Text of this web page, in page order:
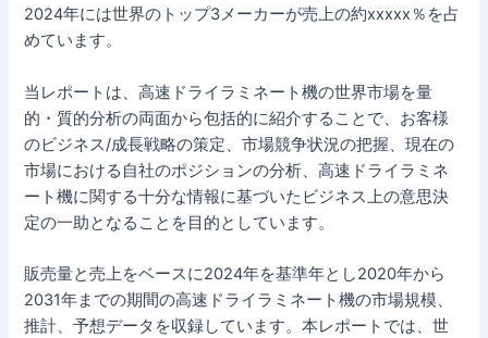
2024年には世界のトップ3メーカーが売上の約xxxxx％を占
めています。
当レポートは、高速ドライラミネート機の世界市場を量
的・質的分析の両面から包括的に紹介することで、お客様
のビジネス/成長戦略の策定、市場競争状況の把握、現在の
市場における自社のポジションの分析、高速ドライラミネ
ート機に関する十分な情報に基づいたビジネス上の意思決
定の一助となることを目的としています。
販売量と売上をベースに2024年を基準年とし2020年から
2031年までの期間の高速ドライラミネート機の市場規模、
推計、予想データを収録しています。本レポートでは、世